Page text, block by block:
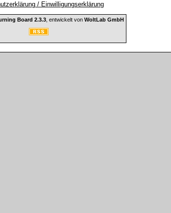
/ Einwilligungserklärung
Board 2.3.3 , entwickelt von WoltLab GmbH